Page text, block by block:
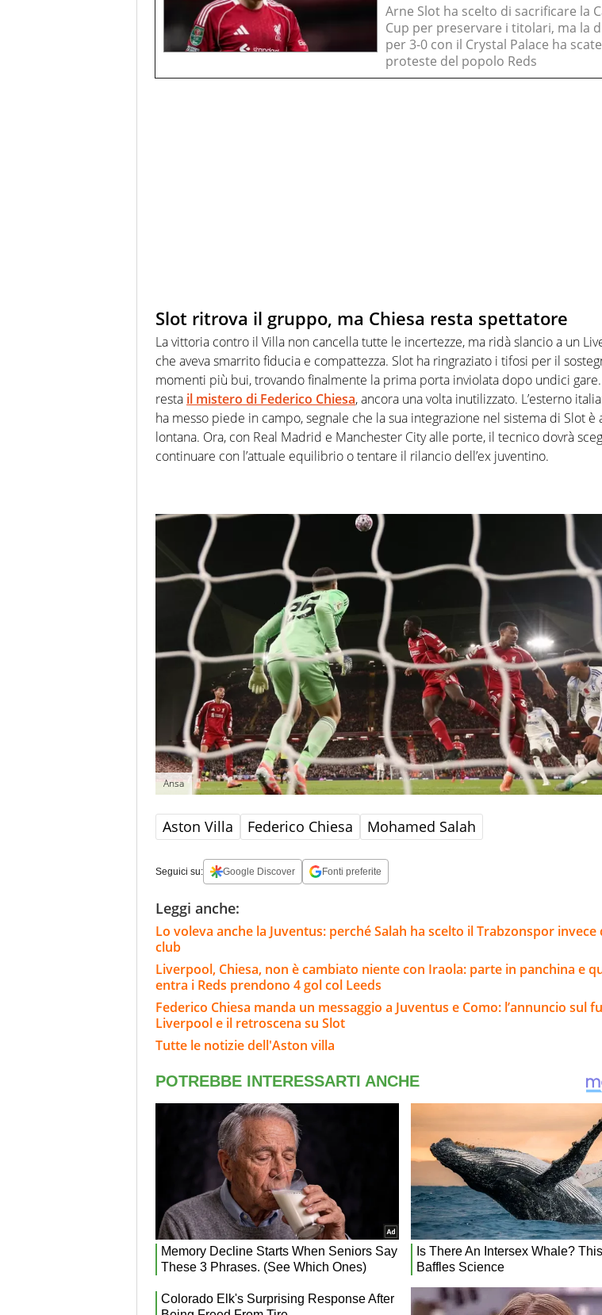
Arne Slot ha scelto di sacrificare la
Cup per preservare i titolari, ma la
per 3-0 con il Crystal Palace ha
proteste del popolo Reds
Slot ritrova il gruppo, ma Chiesa resta spettatore
La vittoria contro il Villa non cancella tutte le incertezze, ma ridà slancio a un
che aveva smarrito fiducia e compattezza. Slot ha ringraziato i tifosi per il
momenti più bui, trovando finalmente la prima porta inviolata dopo undici gare.
resta il mistero di Federico Chiesa, ancora una volta inutilizzato. L’esterno
ha messo piede in campo, segnale che la sua integrazione nel sistema di Slot è
lontana. Ora, con Real Madrid e Manchester City alle porte, il tecnico dovrà
continuare con l’attuale equilibrio o tentare il rilancio dell’ex juventino.
Ansa
Aston Villa Federico Chiesa Mohamed Salah
Seguici su: Google Discover Fonti preferite
Leggi anche:
Lo voleva anche la Juventus: perché Salah ha scelto il Trabzonspor
club
Liverpool, Chiesa, non è cambiato niente con Iraola: parte in panchina e
entra i Reds prendono 4 gol col Leeds
Federico Chiesa manda un messaggio a Juventus e Como: l’annuncio sul
Liverpool e il retroscena su Slot
Tutte le notizie dell'Aston villa